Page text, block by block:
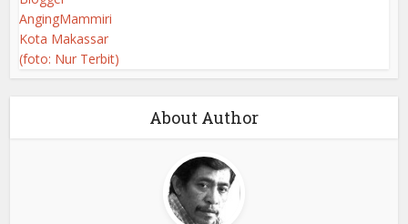
About Author